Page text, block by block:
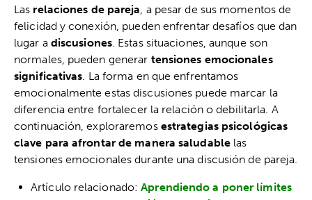
Las relaciones de pareja, a pesar de sus momentos de
felicidad y conexión, pueden enfrentar desafíos que dan
lugar a discusiones. Estas situaciones, aunque son
normales, pueden generar tensiones emocionales
significativas. La forma en que enfrentamos
emocionalmente estas discusiones puede marcar la
diferencia entre fortalecer la relación o debilitarla. A
continuación, exploraremos estrategias psicológicas
clave para afrontar de manera saludablelas
tensiones emocionales durante una discusión de pareja.
Artículo relacionado:Aprendiendo a poner límites